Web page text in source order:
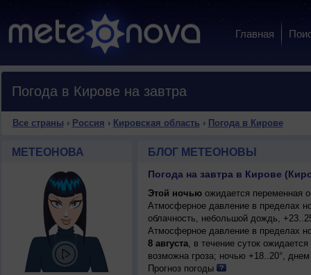
Главная
Погода в Кирове на завтра
Все страны › Россия › Кировская область › Погода в Кирове
МЕТЕОНОВА БЛОГ МЕТЕОНОВЫ
Погода на завтра в Кирове
Этой ночьюожидается переменная
Атмосферное давление в пределах
облачность, небольшой дождь,
Атмосферное давление в пределах
8 августа, в течение суток
возможна гроза; ночью +18..20°,
Прогноз погоды